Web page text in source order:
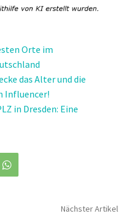
Orte im
das Alter und die
Influencer!
in Dresden: Eine
Nächster Artikel